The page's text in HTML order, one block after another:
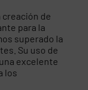
de
para la
superado la
Su uso de
excelente
los